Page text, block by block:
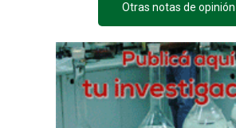
Otras notas de opinión